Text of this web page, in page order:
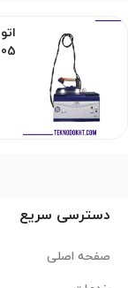
دسترسی سریع
صفحه اصلی